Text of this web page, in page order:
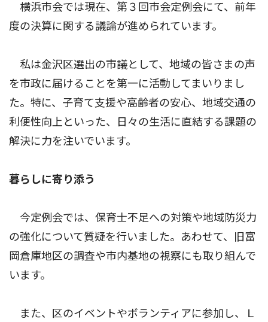
横浜市会では現在、第３回市会定例会にて、前年
度の決算に関する議論が進められています。
私は金沢区選出の市議として、地域の皆さまの声
を市政に届けることを第一に活動してまいりまし
た。特に、子育て支援や高齢者の安心、地域交通の
利便性向上といった、日々の生活に直結する課題の
解決に力を注いでいます。
暮らしに寄り添う
今定例会では、保育士不足への対策や地域防災力
の強化について質疑を行いました。あわせて、旧富
岡倉庫地区の調査や市内基地の視察にも取り組んで
います。
また、区のイベントやボランティアに参加し、Ｌ